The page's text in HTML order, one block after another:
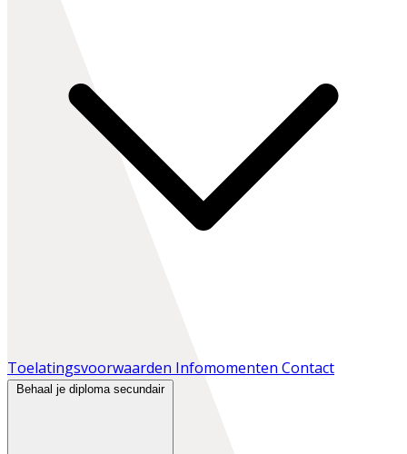
Toelatingsvoorwaarden Infomomenten Contact
Behaal je diploma secundair